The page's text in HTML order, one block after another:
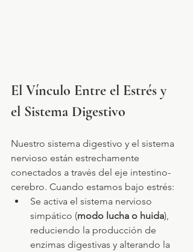
El Vínculo Entre el Estrés y
el Sistema Digestivo
Nuestro sistema digestivo y el sistema
nervioso están estrechamente
conectados a través del eje intestino-
cerebro. Cuando estamos bajo estrés:
Se activa el sistema nervioso
simpático (modo lucha o huida),
reduciendo la producción de
enzimas digestivas y alterando la